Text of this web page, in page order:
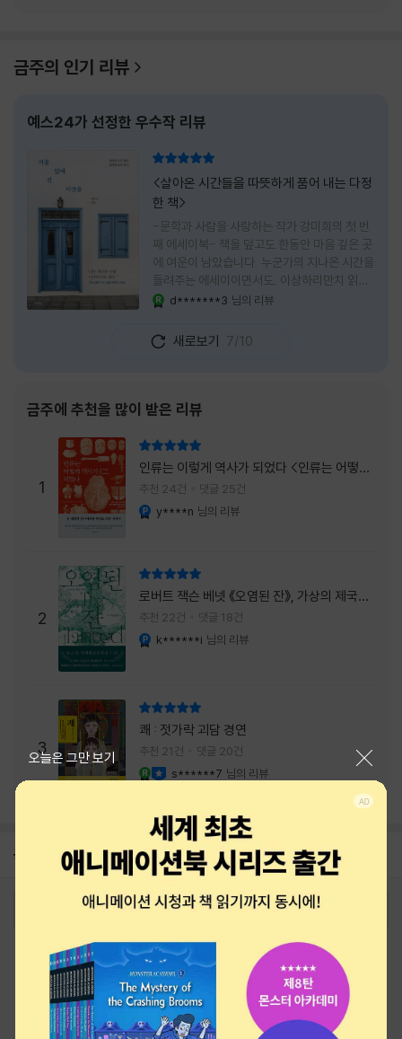
금주의 인기 리뷰
예스24가 선정한 우수작 리뷰
<살아온 시간들을 따뜻하게 품어 내는 다정
한 책>
-문학과 사람을 사랑하는 작가 강미희의 첫 번
째 에세이북- 책을 덮고도 한동안 마음 깊은 곳
에 여운이 남았습니다. 누군가의 지나온 시간을
들려주는 에세이이면서도, 이상하리만치 읽는
사람 자신의 삶을 다시 돌아보게 만드는 책이었
으로 머물지 않고, 각자의 상처와 후회, 다 지나
온 줄 알았던 마음의 결을 가만히 비추는 거울
는다는 것, 대신 지나온 시간 속에서 비로소 알
있고 무너지지 않는 것보다 다시 일어서는 일이
더 중요하다는 사실을 담담하게 보여줍니다. 그
래서 읽는 내내 위로가 과장되지 않았고, 오히
려 그 절제된 진심 덕분에 더 오래 마음에 남았
습니다. 책 곳곳에
d*******3 님의 리뷰
새로보기 7/10
금주에 추천을 많이 받은 리뷰
1
인류는 이렇게 역사가 되었다 <인류는 어떻게
역사가 되었나>
추천 24건 댓글 25건
y****n 님의 리뷰
2
로버트 잭슨 베넷 《오염된 잔》, 가상의 제국이
주는 실감과 미스터리 사건의 치밀함이 이루어
내는 최상의 시너지...
추천 22건 댓글 18건
k******i 님의 리뷰
3
쾌 : 젓가락 괴담 경연
추천 21건 댓글 20건
s******7 님의 리뷰
공지 26년 NBCI 수상 안내
2026-08-01
오늘은 그만 보기
로그인 최근 본 상품 주문/배송
고객센터 1544-3800 티켓 1544-6399
중고샵 1566-4295
eBook 1:1문의/채팅상담
예스이십사(주) 사업자 정보
이용약관
개인정보처리방침
청소년보호정책